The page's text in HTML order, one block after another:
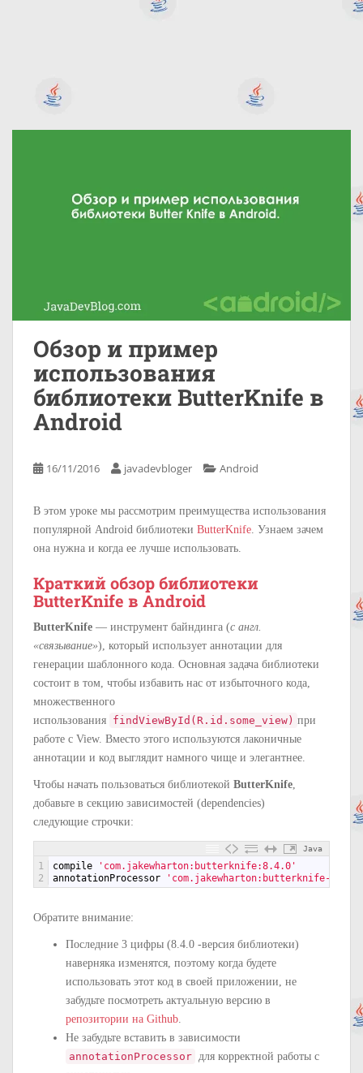
Обзор и пример
использования
библиотеки ButterKnife в
Android
16/11/2016 javadevbloger Android
В этом уроке мы рассмотрим преимущества использования
популярной Android библиотеки ButterKnife . Узнаем зачем
она нужна и когда ее лучше использовать.
Краткий обзор библиотеки
ButterKnife в Android
ButterKnife — инструмент байндинга (с англ.
«связывание»), который использует аннотации для
генерации шаблонного кода. Основная задача библиотеки
состоит в том, чтобы избавить нас от избыточного кода,
множественного
использования findViewById(R.id.some_view) при
работе с View. Вместо этого используются лаконичные
аннотации и код выглядит намного чище и элегантнее.
Чтобы начать пользоваться библиотекой ButterKnife
добавьте в секцию зависимостей (dependencies)
следующие строчки:
Java
1
2
compile
'com.jakewharton:butterknife:8.4.0'
annotationProcessor
'com.jakewharton:butterknife-
Обратите внимание:
Последние 3 цифры (8.4.0 -версия библиотеки)
наверняка изменятся, поэтому когда будете
использовать этот код в своей приложении, не
забудьте посмотреть актуальную версию в
репозитории на Github
Не забудьте вставить в зависимости
annotationProcessor для корректной работы с